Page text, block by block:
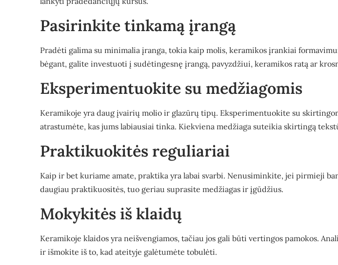
Pasirinkite tinkamą įrangą
Pradėti galima su minimalia įranga, tokia kaip molis, keramikos įrankiai
bėgant, galite investuoti į sudėtingesnę įrangą, pavyzdžiui, keramikos ratą ar
Eksperimentuokite su medžiagomis
Keramikoje yra daug įvairių molio ir glazūrų tipų. Eksperimentuokite su
atrastumėte, kas jums labiausiai tinka. Kiekviena medžiaga suteikia skirtingą
Praktikuokitės reguliariai
Kaip ir bet kuriame amate, praktika yra labai svarbi. Nenusiminkite, jei pirmieji
daugiau praktikuositės, tuo geriau suprasite medžiagas ir įgūdžius.
Mokykitės iš klaidų
Keramikoje klaidos yra neišvengiamos, tačiau jos gali būti vertingos pamokos.
ir išmokite iš to, kad ateityje galėtumėte tobulėti.